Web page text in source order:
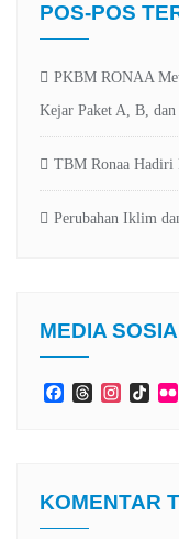
POS-POS
PKBM RONAA
Kejar Paket A, B, dan
TBM Ronaa Hadiri
Perubahan Iklim
MEDIA
FacebookThreadsInstagram
KOMENTAR